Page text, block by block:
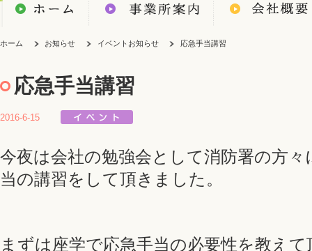
ホーム お知らせ イベントお知らせ 応急手当講習
応急手当講習
2016-6-15
今夜は会社の勉強会として消防署の方
当の講習をして頂きました。
まずは座学で応急手当の必要性を教え